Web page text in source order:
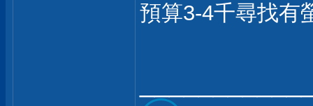
預算3-4千尋找有